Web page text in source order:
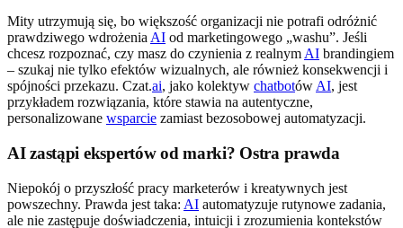
Mity utrzymują się, bo większość organizacji nie potrafi odróżnić
prawdziwego wdrożenia AI od marketingowego „washu”. Jeśli
chcesz rozpoznać, czy masz do czynienia z realnym AI brandingiem
– szukaj nie tylko efektów wizualnych, ale również konsekwencji i
spójności przekazu. Czat.ai, jako kolektyw chatbotów AI, jest
przykładem rozwiązania, które stawia na autentyczne,
personalizowane wsparcie zamiast bezosobowej automatyzacji.
AI zastąpi ekspertów od marki? Ostra prawda
Niepokój o przyszłość pracy marketerów i kreatywnych jest
powszechny. Prawda jest taka: AI automatyzuje rutynowe zadania,
ale nie zastępuje doświadczenia, intuicji i zrozumienia kontekstów